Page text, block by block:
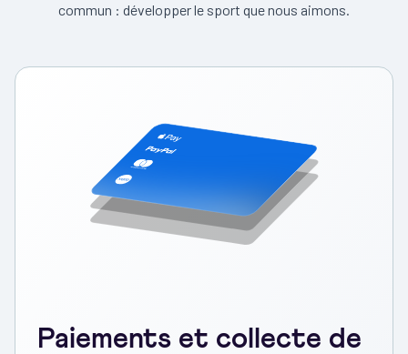
commun : développer le sport que nous aimons.
Paiements et collecte de